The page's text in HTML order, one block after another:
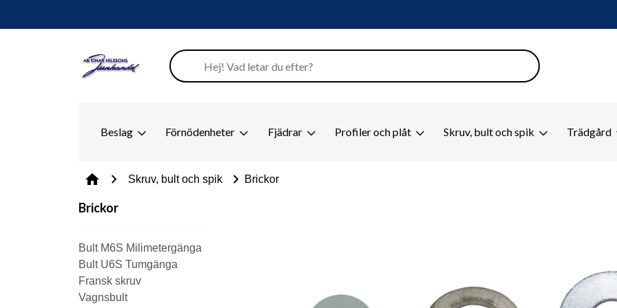
Beslag Förnödenheter Fjädrar Profiler och plåt Skruv, bult och spik Trädgård
home chevron_right Skruv, bult och spik chevron_right Brickor
Brickor
Bult M6S Milimetergänga
Bult U6S Tumgänga
Fransk skruv
Vagnsbult